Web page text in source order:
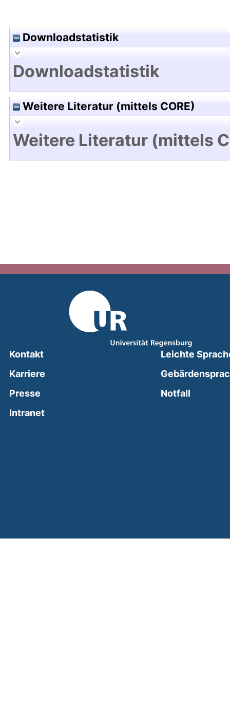
Downloadstatistik
Downloadstatistik
Weitere Literatur (mittels CORE)
Weitere Literatur (mittels
Kontakt
Karriere
Presse
Intranet(external link, opens in a new window)
Leichte
Notfall